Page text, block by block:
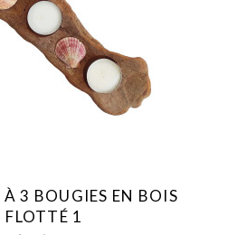
3 BOUGIES EN BOIS
FLOTTÉ 1